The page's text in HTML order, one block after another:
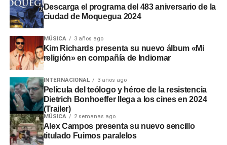
Descarga el programa del 483 aniversario de la
ciudad de Moquegua 2024
MÚSICA 3 años ago
Kim Richards presenta su nuevo álbum «Mi
religión» en compañía de Indiomar
INTERNACIONAL 3 años ago
Película del teólogo y héroe de la resistencia
Dietrich Bonhoeffer llega a los cines en 2024
(Trailer)
MÚSICA 2 semanas ago
Alex Campos presenta su nuevo sencillo
titulado Fuimos paralelos